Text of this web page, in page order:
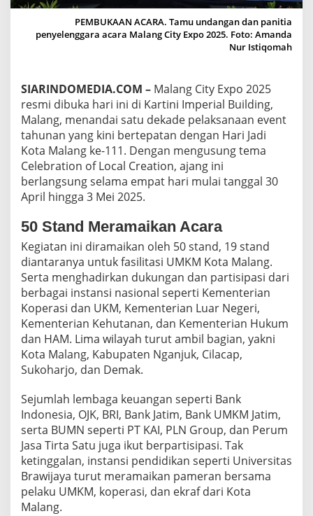
E
X
P
O
2
5
M
E
R
A
H
K
H
A
R
I
A
D
K
O
T
A
L
A
N
G
K
E
-
1
1
PEMBUKAAN ACARA. Tamu undangan dan panitia
penyelenggara acara Malang City Expo 2025. Foto: Amanda
Nur Istiqomah
SIARINDOMEDIA.COM – Malang City Expo 2025
resmi dibuka hari ini di Kartini Imperial Building,
Malang, menandai satu dekade pelaksanaan event
tahunan yang kini bertepatan dengan Hari Jadi
Kota Malang ke-111. Dengan mengusung tema
Celebration of Local Creation, ajang ini
berlangsung selama empat hari mulai tanggal 30
April hingga 3 Mei 2025.
50 Stand Meramaikan Acara
Kegiatan ini diramaikan oleh 50 stand, 19 stand
diantaranya untuk fasilitasi UMKM Kota Malang.
Serta menghadirkan dukungan dan partisipasi dari
berbagai instansi nasional seperti Kementerian
Koperasi dan UKM, Kementerian Luar Negeri,
Kementerian Kehutanan, dan Kementerian Hukum
dan HAM. Lima wilayah turut ambil bagian, yakni
Kota Malang, Kabupaten Nganjuk, Cilacap,
Sukoharjo, dan Demak.
Sejumlah lembaga keuangan seperti Bank
Indonesia, OJK, BRI, Bank Jatim, Bank UMKM Jatim,
serta BUMN seperti PT KAI, PLN Group, dan Perum
Jasa Tirta Satu juga ikut berpartisipasi. Tak
ketinggalan, instansi pendidikan seperti Universitas
Brawijaya turut meramaikan pameran bersama
pelaku UMKM, koperasi, dan ekraf dari Kota
Malang.